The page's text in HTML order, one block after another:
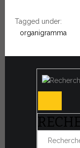
Tagged under:
organigramma